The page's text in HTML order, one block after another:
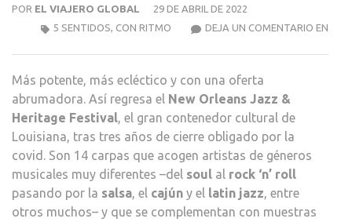
POR EL VIAJERO GLOBAL
29 DE ABRIL DE 2022
DEJA UN COMENTARIO EN
5 SENTIDOS CON RITMO
Más potente, más ecléctico y con una oferta
abrumadora. Así regresa el New Orleans Jazz &
Heritage Festival, el gran contenedor cultural de
Louisiana, tras tres años de cierre obligado por la
covid. Son 14 carpas que acogen artistas de géneros
musicales muy diferentes –del soul al rock ‘n’ roll
pasando por la salsa, el cajún y el latin jazz, entre
otros muchos– y que se complementan con muestras